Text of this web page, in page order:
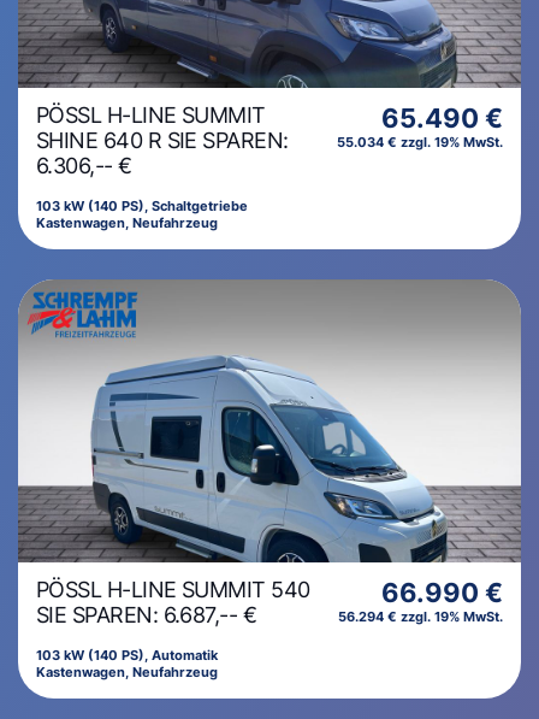
PÖSSL H-LINE SUMMIT
SHINE 640 R SIE SPAREN:
6.306,-- €
103 kW (140 PS), Schaltgetriebe
Kastenwagen, Neufahrzeug
65.490 €
55.034 € zzgl. 19% MwSt.
PÖSSL H-LINE SUMMIT 540
SIE SPAREN: 6.687,-- €
103 kW (140 PS), Automatik
Kastenwagen, Neufahrzeug
66.990 €
56.294 € zzgl. 19% MwSt.